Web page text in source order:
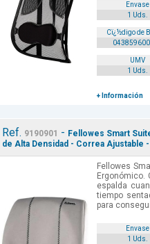
Envase
1 Uds.
Cï¿½digo de
UMV
1 Uds.
+ Información
Ref. 9190901 - Fellowes Smart
de Alta Densidad - Correa Ajustable
Fellowes
Ergonómico.
espalda
tiempo
para
Envase
1 Uds.